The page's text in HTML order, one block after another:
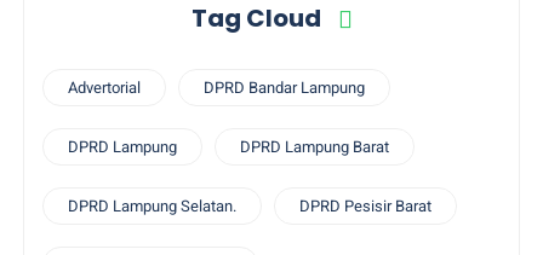
Tag Cloud
Advertorial DPRD Bandar Lampung
DPRD Lampung DPRD Lampung Barat
DPRD Lampung Selatan. DPRD Pesisir Barat